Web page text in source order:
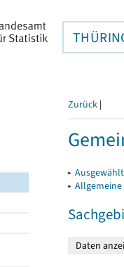
Zurück |
▸
▸